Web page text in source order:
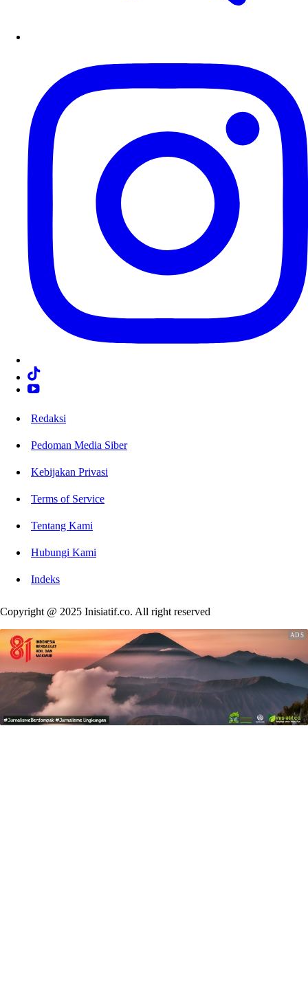
Redaksi
Pedoman Media Siber
Kebijakan Privasi
Terms of Service
Tentang Kami
Hubungi Kami
Indeks
Copyright @ 2025 Inisiatif.co. All right reserved